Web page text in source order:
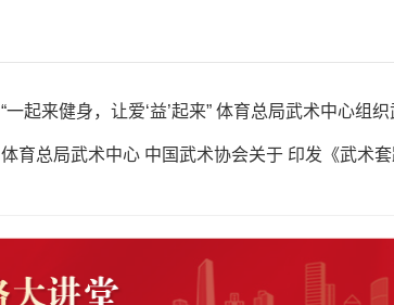
“一起来健身，让爱‘益’起来” 体育总局武术中心组
动队走进天津华康街道
体育总局武术中心 中国武术协会关于 印发《武术